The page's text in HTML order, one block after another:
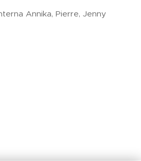
Annika, Pierre, Jenny